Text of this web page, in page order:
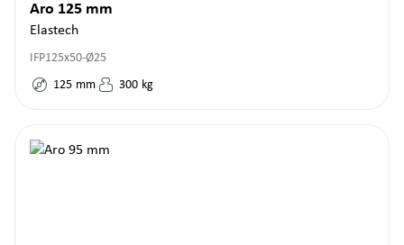
Aro 125 mm
Elastech
IFP125x50-Ø25
125 mm 300 kg